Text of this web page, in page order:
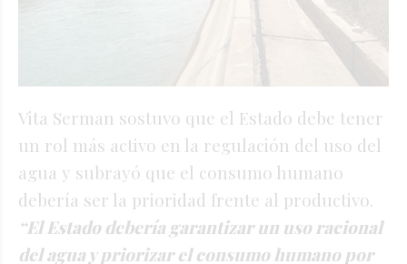
Vita Serman sostuvo que el Estado debe tener
un rol más activo en la regulación del uso del
agua y subrayó que el consumo humano
debería ser la prioridad frente al productivo.
“El Estado debería garantizar un uso racional
del agua y priorizar el consumo humano por